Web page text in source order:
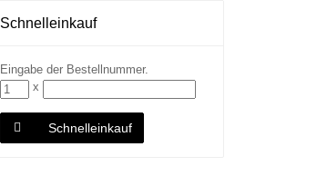
Schnelleinkauf
Eingabe der Bestellnummer.
x
Schnelleinkauf